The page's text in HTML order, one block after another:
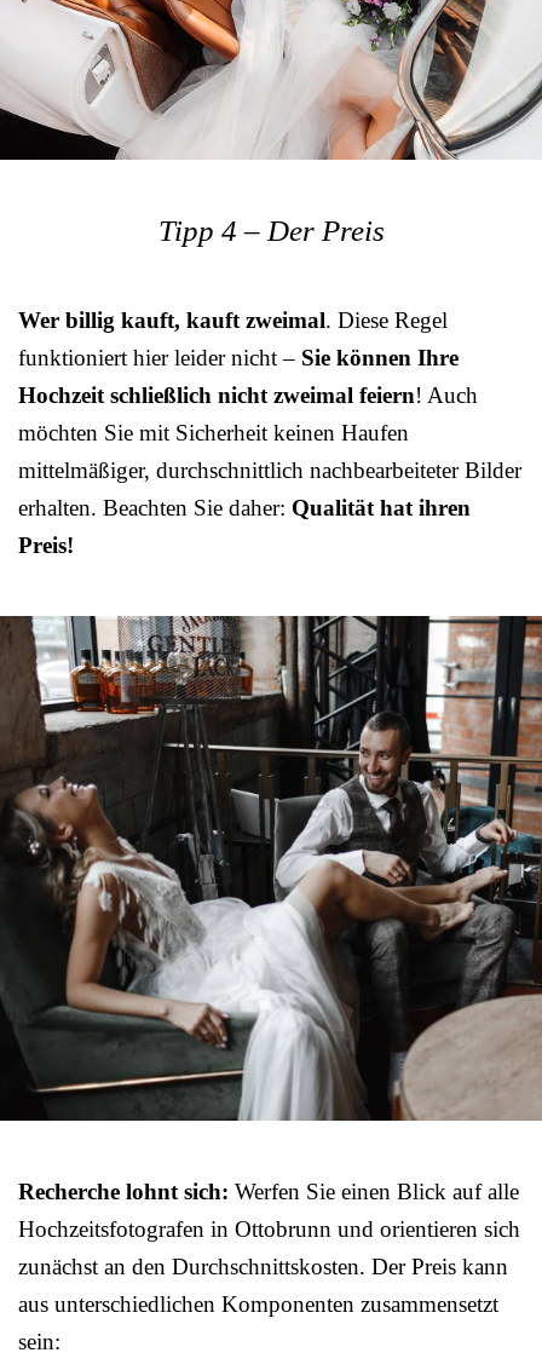
Tipp 4 – Der Preis
Wer billig kauft, kauft zweimal. Diese Regel
funktioniert hier leider nicht – Sie können Ihre
Hochzeit schließlich nicht zweimal feiern! Auch
möchten Sie mit Sicherheit keinen Haufen
mittelmäßiger, durchschnittlich nachbearbeiteter Bilder
erhalten. Beachten Sie daher: Qualität hat ihren
Preis!
Recherche lohnt sich: Werfen Sie einen Blick auf alle
Hochzeitsfotografen in Ottobrunn und orientieren sich
zunächst an den Durchschnittskosten. Der Preis kann
aus unterschiedlichen Komponenten zusammensetzt
sein: